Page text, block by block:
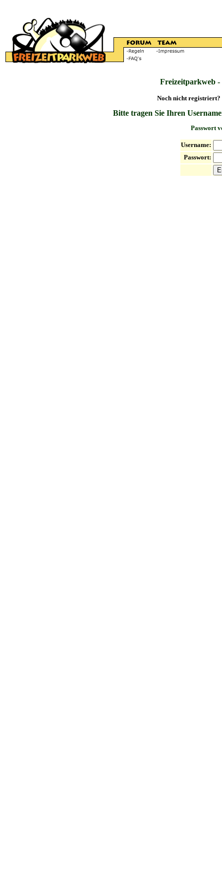
Freizeitparkweb
Noch nicht registriert?
Bitte tragen Sie Ihren
Passwort
Username:
Passwort: